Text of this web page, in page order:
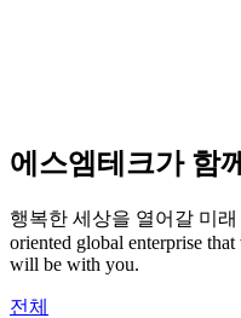
에스엠테크가 함
행복한 세상을 열어갈 미
oriented global enterprise
will be with you.
전체